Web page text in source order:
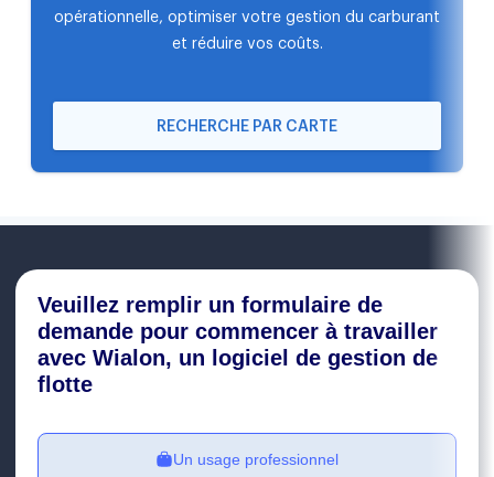
opérationnelle, optimiser votre gestion du carburant
et réduire vos coûts.
RECHERCHE PAR CARTE